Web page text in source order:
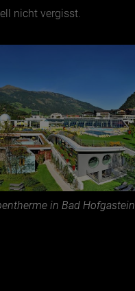
nicht vergisst.
in Bad Hofgastein